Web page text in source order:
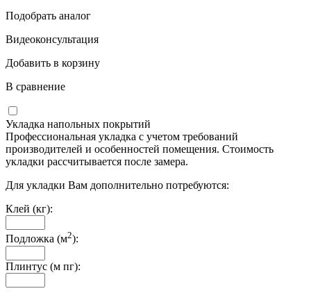
Подобрать аналог
Видеоконсультация
Добавить в корзину
В сравнение
Укладка напольных покрытий
Профессиональная укладка с учетом требований
производителей и особенностей помещения. Стоимость
укладки рассчитывается после замера.
Для укладки Вам дополнительно потребуются:
Клей (кг):
Подложка (м2):
Плинтус (м пг):